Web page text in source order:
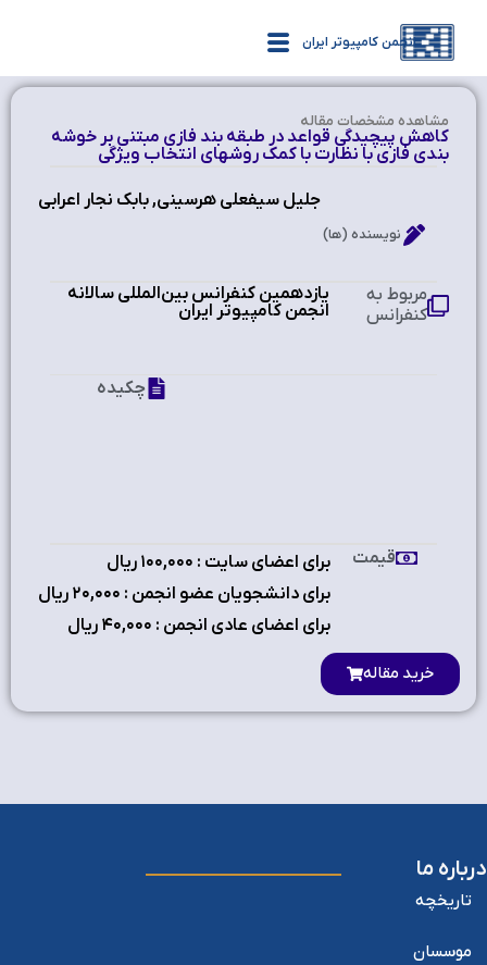
انجمن کامپیوتر ایران
مشاهده‌ مشخصات مقاله
کاهش پیچیدگی قواعد در طبقه بند فازی مبتنی بر خوشه
بندی فازی با نظارت با کمک روشهای انتخاب ویژگی
جلیل سیفعلی هرسینی, بابک نجار اعرابی
نویسنده (ها)
یازدهمین کنفرانس بین‌المللی سالانه
انجمن کامپیوتر ایران
مربوط به
کنفرانس
چکیده
برای اعضای سایت : ۱٠٠,٠٠٠ ریال
برای دانشجویان عضو انجمن : ۲٠,٠٠٠ ریال
برای اعضای عادی انجمن : ۴٠,٠٠٠ ریال
قیمت
خرید مقاله
درباره ما
تاریخچه
موسسان